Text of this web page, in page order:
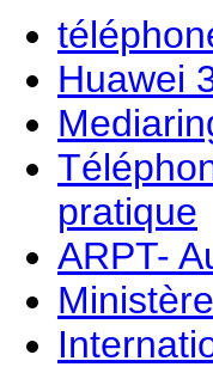
Huawei
pratique
ARPT-